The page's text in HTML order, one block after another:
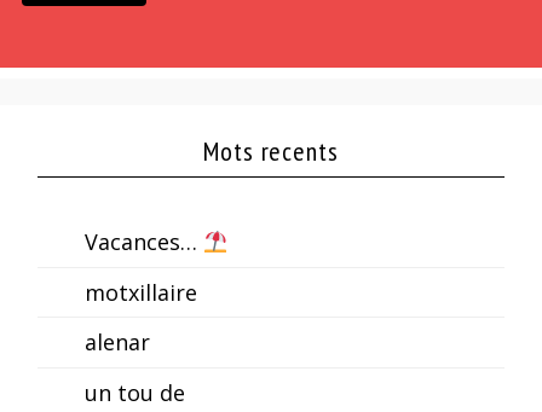
Mots recents
Vacances…
motxillaire
alenar
un tou de